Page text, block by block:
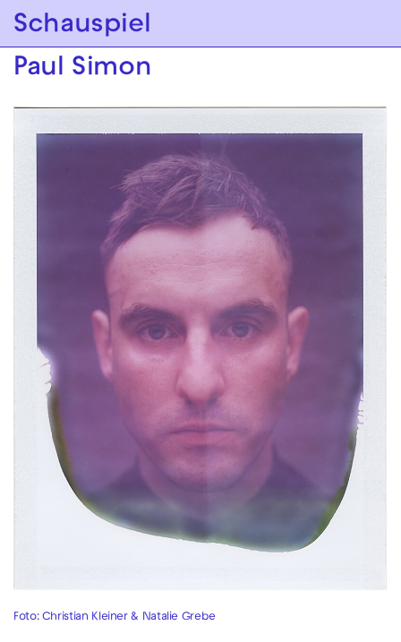
Zur Hauptnavigation springen
Zum Hauptinhalt springen
Schauspiel
Paul Simon
Foto: Christian Kleiner & Natalie Grebe